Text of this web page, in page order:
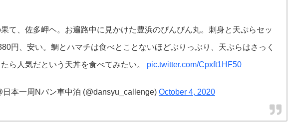
て、佐多岬ヘ。お遍路中に見かけた豊浜のぴんぴん丸。刺身と天ぷらセッ
円、安い。鯛とハマチは食べとことないほどぶりっぶり、天ぷらはさっく
ら人気だという天丼を食べてみたい。 pic.twitter.com/Cpxft1HF50
本一周Nバン車中泊 (@dansyu_callenge) October 4, 2020